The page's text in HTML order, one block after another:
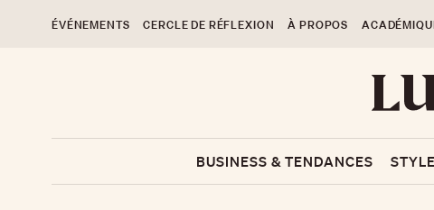
ÉVÉNEMENTS CERCLE DE RÉFLEXION À PROPOS
BUSINESS & TENDANCES